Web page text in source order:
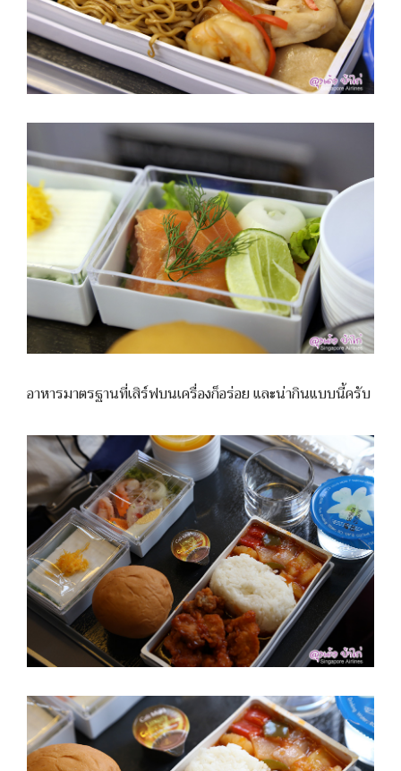
อาหารมาตรฐานที่เสิร์ฟบนเครื่องก็อร่อย และน่ากินแบบนี้ครับ